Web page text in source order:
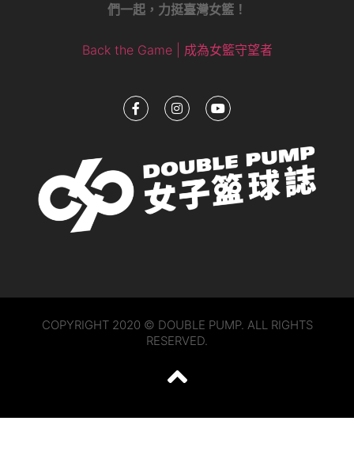
們一起，力挺臺灣女籃！
Back the Game | 成為女籃守望者
COPYRIGHT 2020 © DOUBLE PUMP. ALL RIGHTS
RESERVED.